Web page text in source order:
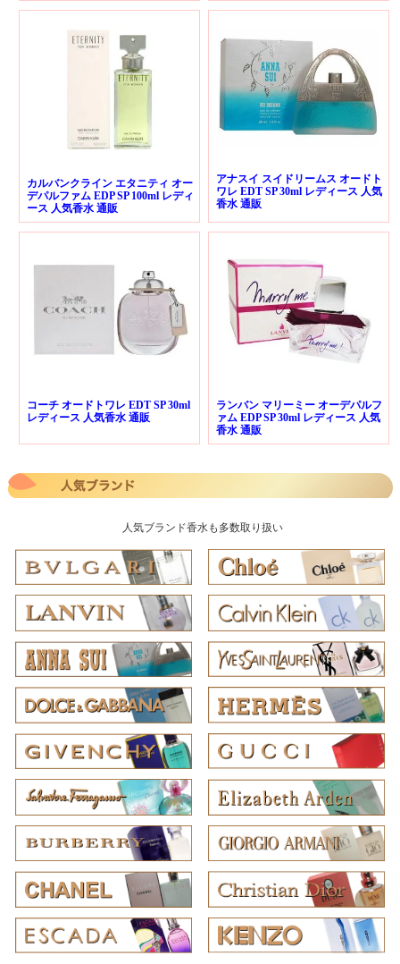
カルバンクライン エタニティ オー
デパルファム EDP SP 100ml レディ
ース 人気香水 通販
アナスイ スイドリームス オードト
ワレ EDT SP 30ml レディース 人気
香水 通販
コーチ オードトワレ EDT SP 30ml
レディース 人気香水 通販
ランバン マリーミー オーデパルフ
ァム EDP SP 30ml レディース 人気
香水 通販
人気ブランド香水も多数取り扱い